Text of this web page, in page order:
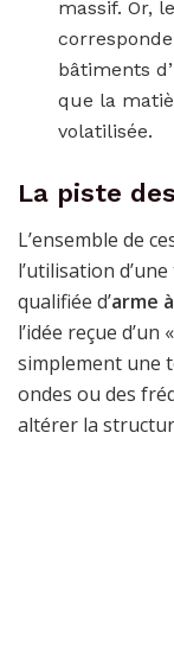
massif. Or,
bâtiments
que la
volatilisée.
La piste
L’ensemble de
l’utilisation
qualifiée d’arme
l’idée reçue
simplement une
ondes ou des
altérer la